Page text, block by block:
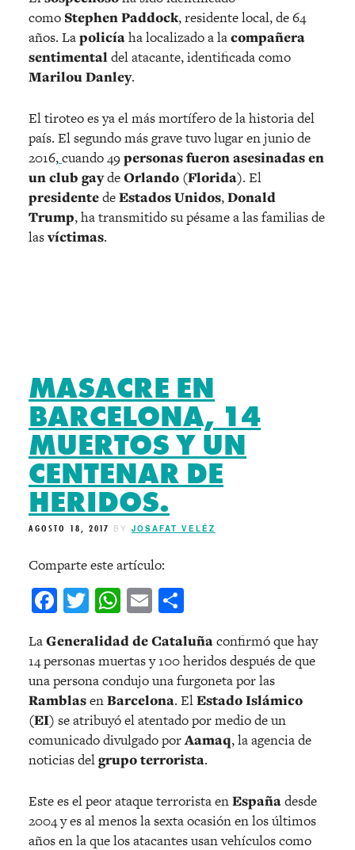
como Stephen Paddock, residente local, de 64
años. Lapolicíaha localizado a lacompañera
sentimental del atacante, identificada como
Marilou Danley.
El tiroteo es ya el más mortífero de la historia del
país. El segundo más grave tuvo lugar en junio de
2016,cuando 49personas fueron asesinadas en
un club gaydeOrlando (Florida). El
presidentedeEstadosUnidos,Donald
Trump, ha transmitido su pésame a las familias de
lasvíctimas.
MASACRE EN
BARCELONA, 14
MUERTOS Y UN
CENTENAR DE
HERIDOS.
AGOSTO 18, 2017 BY JOSAFAT VELÉZ
Comparte este artículo:
Facebook
Twitter
WhatsApp
Email
LaGeneralidad de Cataluñaconfirmó que hay
14 personas muertas y 100 heridos después de que
una persona condujo una furgoneta por las
RamblasenBarcelona. ElEstado Islámico
(EI) se atribuyó el atentado por medio de un
comunicado divulgado porAamaq, la agencia de
noticias delgrupo terrorista.
Este es el peor ataque terrorista enEspañadesde
2004 y es al menos la sexta ocasión en los últimos
años en la que los atacantes usan vehículos como